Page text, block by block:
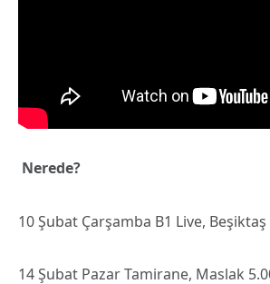
Nerede?
10 Şubat Çarşamba B1 Live, Beşiktaş
14 Şubat Pazar Tamirane, Maslak